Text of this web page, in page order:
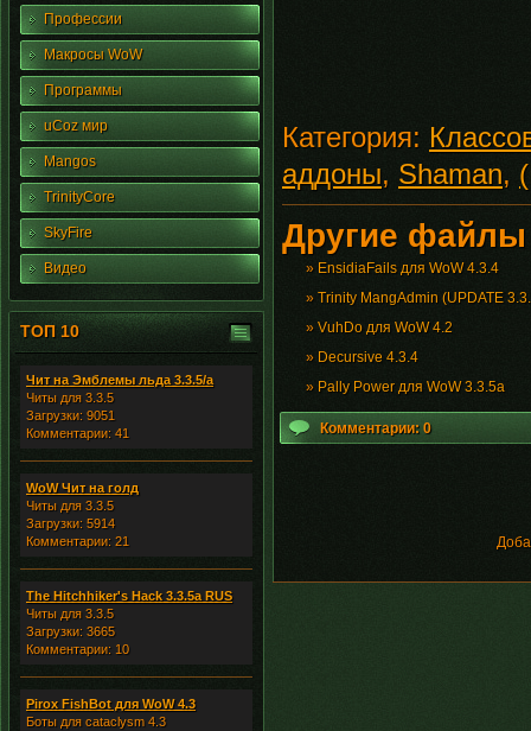
Профессии
Макросы WoW
Программы
uCoz мир
Mangos
TrinityCore
SkyFire
Видео
ТОП 10
Чит на Эмблемы льда 3.3.5/а
Читы для 3.3.5
Загрузки: 9051
Комментарии: 41
WoW Чит на голд
Читы для 3.3.5
Загрузки: 5914
Комментарии: 21
The Hitchhiker's Hack 3.3.5a RUS
Читы для 3.3.5
Загрузки: 3665
Комментарии: 10
Pirox FishBot для WoW 4.3
Боты для cataclysm 4.3
Категория:
аддоны, Shaman,
Другие файлы
» EnsidiaFails для WoW 4.3.4
» Trinity MangAdmin (UPDATE
» VuhDo для WoW 4.2
» Decursive 4.3.4
» Pally Power для WoW 3.3.5a
Комментарии: 0